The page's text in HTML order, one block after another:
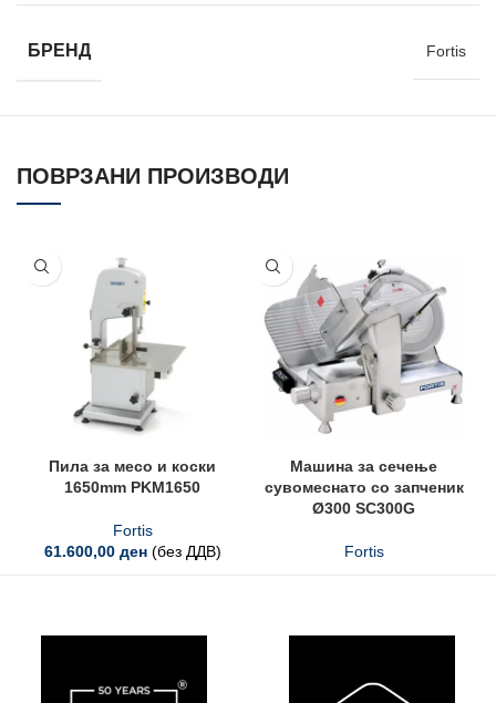
БРЕНД Fortis
ПОВРЗАНИ ПРОИЗВОДИ
Пила за месо и коски
1650mm PKM1650
Fortis
61.600,00 ден (без ДДВ)
Машина за сечење
сувомеснато со запченик
Ø300 SC300G
Fortis